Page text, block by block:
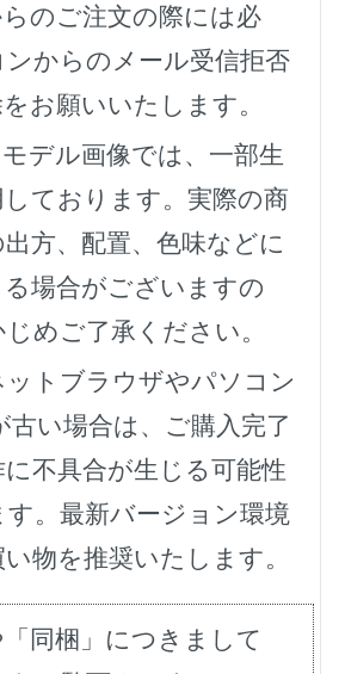
のご注文の際には必
からのメール受信拒否
お願いいたします。
デル画像では、一部生
ております。実際の商
方、配置、色味などに
場合がございますの
めご了承ください。
ットブラウザやパソコン
古い場合は、ご購入完了
に不具合が生じる可能性
。最新バージョン環境
物を推奨いたします。
「同梱」につきまして